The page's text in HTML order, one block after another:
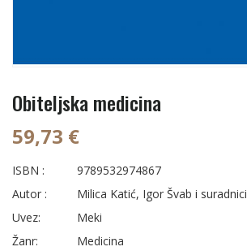
Obiteljska medicina
59,73 €
ISBN :
9789532974867
Autor :
Milica Katić, Igor Švab i suradnici
Uvez:
Meki
Žanr:
Medicina